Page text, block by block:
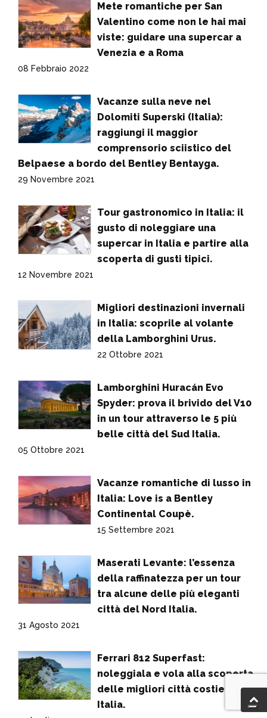
Mete romantiche per San
Valentino come non le hai mai
viste: guidare una supercar a
Venezia e a Roma
08 Febbraio 2022
Vacanze sulla neve nel
Dolomiti Superski (Italia):
raggiungi il maggior
comprensorio sciistico del
Belpaese a bordo del Bentley Bentayga.
29 Novembre 2021
Tour gastronomico in Italia: il
gusto di noleggiare una
supercar in Italia e partire alla
scoperta di gusti tipici.
12 Novembre 2021
Migliori destinazioni invernali
in Italia: scoprile al volante
della Lamborghini Urus.
22 Ottobre 2021
Lamborghini Huracán Evo
Spyder: prova il brivido del V10
in un tour attraverso le 5 più
belle città del Sud Italia.
05 Ottobre 2021
Vacanze romantiche di lusso in
Italia: Love is a Bentley
Continental Coupè.
15 Settembre 2021
Maserati Levante: l’essenza
della raffinatezza per un tour
tra alcune delle più eleganti
città del Nord Italia.
31 Agosto 2021
Ferrari 812 Superfast:
noleggiala e vola alla scoperta
delle migliori città costiere in
Italia.